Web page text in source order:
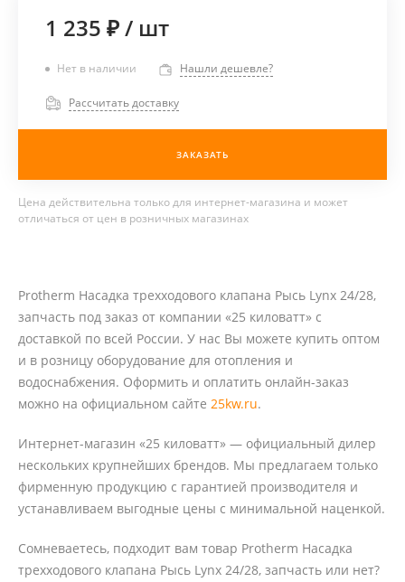
1 235 ₽/ шт
Нет в наличии Нашли дешевле?
Рассчитать доставку
ЗАКАЗАТЬ
Цена действительна только для интернет-магазина и может
отличаться от цен в розничных магазинах
Protherm Насадка трехходового клапана Рысь Lynx 24/28,
запчасть под заказ от компании «25 киловатт» с
доставкой по всей России. У нас Вы можете купить оптом
и в розницу оборудование для отопления и
водоснабжения. Оформить и оплатить онлайн-заказ
можно на официальном сайте 25kw.ru.
Интернет-магазин «25 киловатт» — официальный дилер
нескольких крупнейших брендов. Мы предлагаем только
фирменную продукцию с гарантией производителя и
устанавливаем выгодные цены с минимальной наценкой.
Сомневаетесь, подходит вам товар Protherm Насадка
трехходового клапана Рысь Lynx 24/28, запчасть или нет?